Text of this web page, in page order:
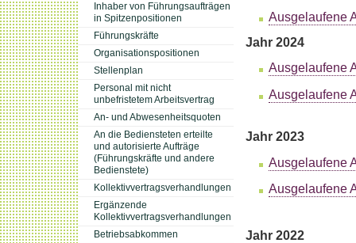
Inhaber von Führungsaufträgen
in Spitzenpositionen
Führungskräfte
Organisationspositionen
Stellenplan
Personal mit nicht
unbefristetem Arbeitsvertrag
An- und Abwesenheitsquoten
An die Bediensteten erteilte
und autorisierte Aufträge
(Führungskräfte und andere
Bedienstete)
Kollektivvertragsverhandlungen
Ergänzende
Kollektivvertragsverhandlungen
Betriebsabkommen
Ausgelaufene
Jahr 2024
Ausgelaufene
Ausgelaufene
Jahr 2023
Ausgelaufene
Ausgelaufene
Jahr 2022